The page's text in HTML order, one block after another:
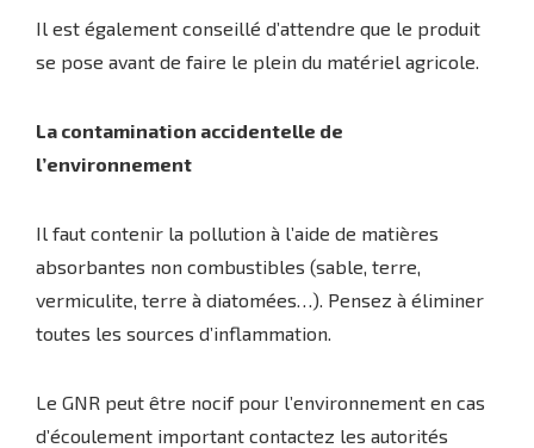
Il est également conseillé d’attendre que le produit
se pose avant de faire le plein du matériel agricole.
La contamination accidentelle de
l’environnement
Il faut contenir la pollution à l’aide de matières
absorbantes non combustibles (sable, terre,
vermiculite, terre à diatomées…). Pensez à éliminer
toutes les sources d’inflammation.
Le GNR peut être nocif pour l’environnement en cas
d’écoulement important contactez les autorités